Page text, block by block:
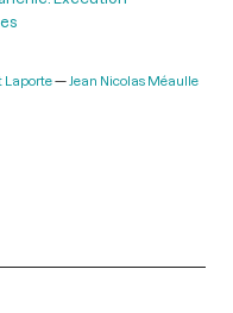
Laporte
Jean Nicolas Méaulle